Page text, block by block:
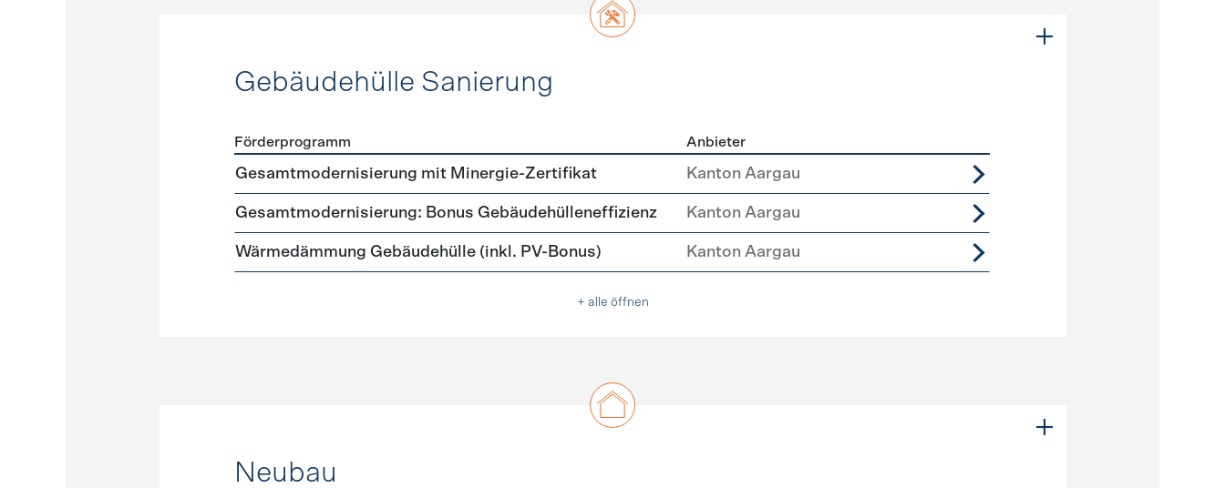
Gebäudehülle Sanierung
Förderprogramme Gebäudehülle Sanierung
Förderprogramm Anbieter
Gesamtmodernisierung mit Minergie-Zertifikat Kanton Aargau
Gesamtmodernisierung: Bonus Gebäudehülleneffizienz Kanton Aargau
Wärmedämmung Gebäudehülle (inkl. PV-Bonus) Kanton Aargau
+ alle öffnen
Neubau